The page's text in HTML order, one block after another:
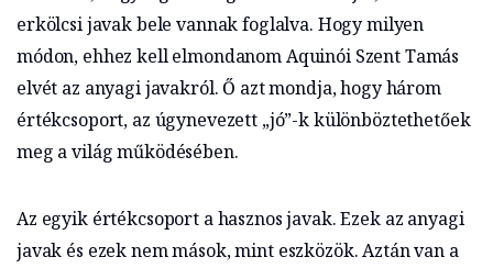
erkölcsi javak bele vannak foglalva. Hogy milyen
módon, ehhez kell elmondanom Aquinói Szent Tamás
elvét az anyagi javakról. Ő azt mondja, hogy három
értékcsoport, az úgynevezett „jó”-k különböztethetőek
meg a világ működésében.
Az egyik értékcsoport a hasznos javak. Ezek az anyagi
javak és ezek nem mások, mint eszközök. Aztán van a